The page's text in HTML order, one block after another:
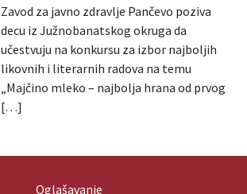
Zavod za javno zdravlje Pančevo poziva
decu iz Južnobanatskog okruga da
učestvuju na konkursu za izbor najboljih
likovnih i literarnih radova na temu
„Majčino mleko – najbolja hrana od prvog
[…]
Oglašavanje